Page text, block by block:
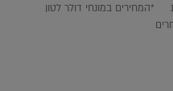
*המחירים במונחי דולר לטון